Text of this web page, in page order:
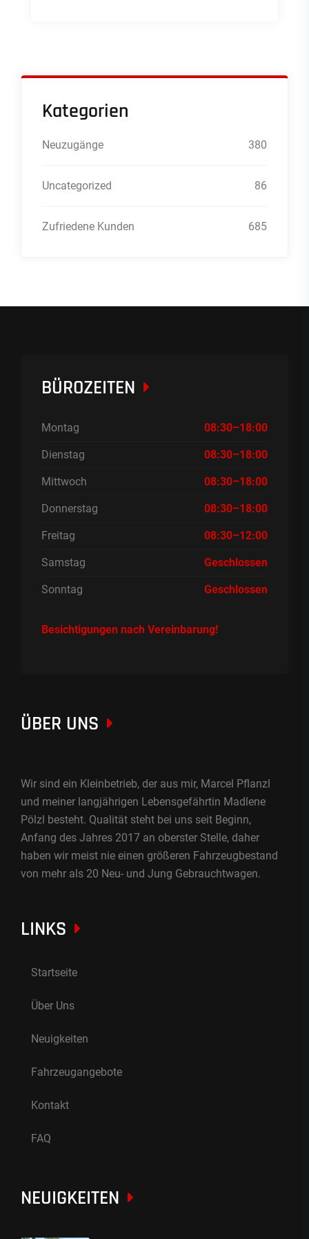
Kategorien
Neuzugänge 380
Uncategorized 86
Zufriedene Kunden 685
BÜROZEITEN
Montag 08:30–18:00
Dienstag 08:30–18:00
Mittwoch 08:30–18:00
Donnerstag 08:30–18:00
Freitag 08:30–12:00
Samstag Geschlossen
Sonntag Geschlossen
Besichtigungen nach Vereinbarung!
ÜBER UNS
Wir sind ein Kleinbetrieb, der aus mir, Marcel Pflanzl
und meiner langjährigen Lebensgefährtin Madlene
Pölzl besteht. Qualität steht bei uns seit Beginn,
Anfang des Jahres 2017 an oberster Stelle, daher
haben wir meist nie einen größeren Fahrzeugbestand
von mehr als 20 Neu- und Jung Gebrauchtwagen.
LINKS
Startseite
Über Uns
Neuigkeiten
Fahrzeugangebote
Kontakt
FAQ
NEUIGKEITEN